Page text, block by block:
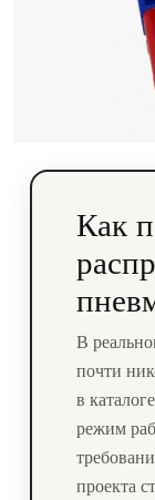
Как
В
почти
в
режим
проекта